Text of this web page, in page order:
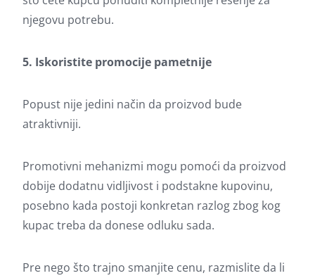
njegovu potrebu.
5. Iskoristite promocije pametnije
Popust nije jedini način da proizvod bude
atraktivniji.
Promotivni mehanizmi mogu pomoći da proizvod
dobije dodatnu vidljivost i podstakne kupovinu,
posebno kada postoji konkretan razlog zbog kog
kupac treba da donese odluku sada.
Pre nego što trajno smanjite cenu, razmislite da li